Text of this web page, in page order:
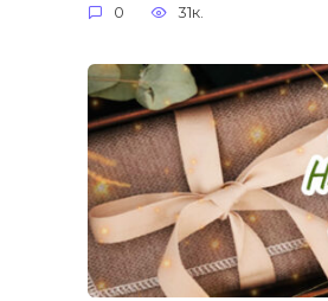
0 31к.